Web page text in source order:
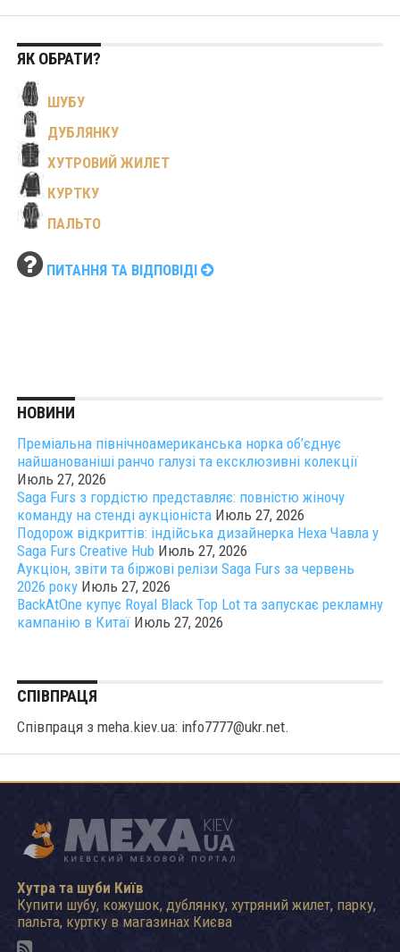
ЯК ОБРАТИ?
ШУБУ
ДУБЛЯНКУ
ХУТРОВИЙ ЖИЛЕТ
КУРТКУ
ПАЛЬТО
ПИТАННЯ ТА ВІДПОВІДІ
НОВИНИ
Преміальна північноамериканська норка об’єднує
найшанованіші ранчо галузі та ексклюзивні колекції
Июль 27, 2026
Saga Furs з гордістю представляє: повністю жіночу
команду на стенді аукціоніста Июль 27, 2026
Подорож відкриттів: індійська дизайнерка Неха Чавла у
Saga Furs Creative Hub Июль 27, 2026
Аукціон, звіти та біржові релізи Saga Furs за червень
2026 року Июль 27, 2026
BackAtOne купує Royal Black Top Lot та запускає рекламну
кампанію в Китаї Июль 27, 2026
СПІВПРАЦЯ
Співпраця з meha.kiev.ua: info7777@ukr.net.
Хутра та шуби Київ
Купити шубу, кожушок, дублянку, хутряний жилет, парку,
пальта, куртку в магазинах Києва